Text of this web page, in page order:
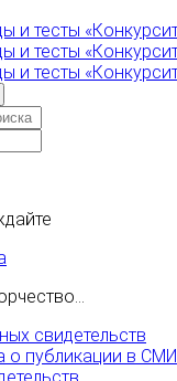
свидетельств
о публикации в СМИ